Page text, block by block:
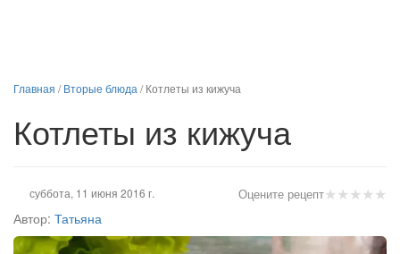
Главная /Вторые блюда /Котлеты из кижуча
Котлеты из кижуча
★★★★★
Оцените рецепт
суббота, 11 июня 2016 г.
Автор: Татьяна